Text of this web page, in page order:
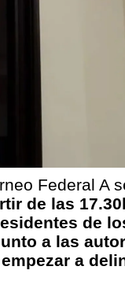
Federal A
de las
de
a las
a